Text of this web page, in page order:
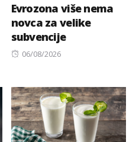
Evrozona više nema
novca za velike
subvencije
Posted
06/08/2026